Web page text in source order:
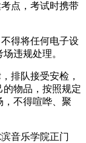
点，考试时携带
得将任何电子设
违规处理。
排队接受安检，
的物品，按照规定
，不得喧哗、聚
音乐学院正门